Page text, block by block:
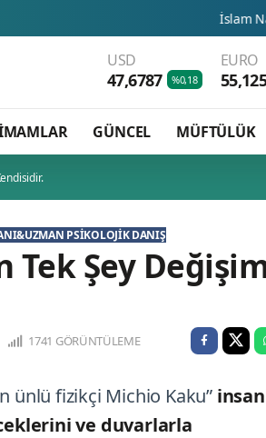
İslam Natosu dosta
USD
47,6787 %0,18
EURO
GÜNCEL MÜFTÜLÜK
PSIKOLOJIK DANIŞ
Tek Şey
1741 GÖRÜNTÜLEME
ünlü fizikçi Michio Kaku”
ve duvarlarla